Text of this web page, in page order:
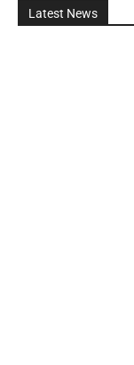
Latest News